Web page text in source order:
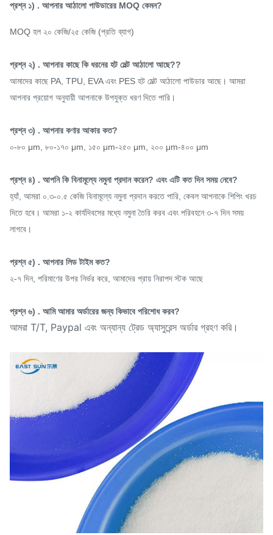
ধোয়ার প্রতিরোধ ৪০°C
ধোয়ার প্রতিরোধ ৬০°C /
প্রশ্ন ১) . আপনার আঠালো পাউডারের MOQ কেমন?
MOQ হল ২০ কেজি/২৫ কেজি (প্রতি ব্যাগ)
প্রশ্ন ২) . আপনার কাছে কি ধরনের হট মেল্ট আঠালো আছে??
আমাদের কাছে PA, TPU, EVA এবং PES হট মেল্ট আঠালো পাউডার আছে। আমরা
আপনার প্রয়োগ অনুযায়ী আপনাকে উপযুক্ত ধরণ দিতে পারি।
প্রশ্ন ৩) . আপনার কণার আকার কত?
০-৮০ μm, ৮০-১৭০ μm, ১৫০ μm-২৫০ μm, ২০০ μm-৪০০ μm
প্রশ্ন ৪) . আপনি কি বিনামূল্যে নমুনা প্রদান করেন? এবং এটি কত দিন সময় নেবে?
হ্যাঁ, আমরা ০.৩-০.৫ কেজি বিনামূল্যে নমুনা প্রদান করতে পারি, কেবল আপনাকে শিপিং খরচ
দিতে হবে। আমরা ১-২ কার্যদিবসের মধ্যে নমুনা তৈরি করব এবং পরিবহনে ৩-৭ দিন সময়
লাগবে।
প্রশ্ন ৫) . আপনার লিড টাইম কত?
২-৭ দিন, পরিমাণের উপর নির্ভর করে, আমাদের প্রায় নিরাপদ স্টক আছে
প্রশ্ন ৬) . আমি আমার অর্ডারের জন্য কিভাবে পরিশোধ করব?
আমরা T/T, Paypal এবং অন্যান্য ট্রেড অ্যাসুরেন্স অর্ডার গ্রহণ করি।